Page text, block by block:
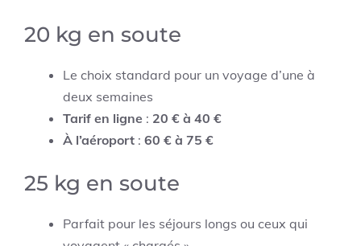
20 kg en soute
Le choix standard pour un voyage d’une à
deux semaines
Tarif en ligne : 20 € à 40 €
À l’aéroport : 60 € à 75 €
25 kg en soute
Parfait pour les séjours longs ou ceux qui